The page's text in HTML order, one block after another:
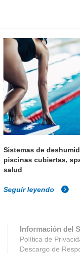
Sistemas de
piscinas cubiertas,
salud
Seguir leyendo
Información del
Política de
Descargo de